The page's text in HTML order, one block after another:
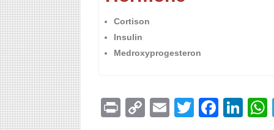
Cortison
Insulin
Medroxyprogesteron
PrintCopyEmailTwitter